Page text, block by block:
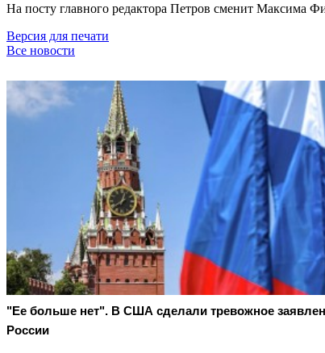
На посту главного редактора Петров сменит Максима
Версия для печати
Все новости
"Ее больше нет". В США сделали тревожное
России